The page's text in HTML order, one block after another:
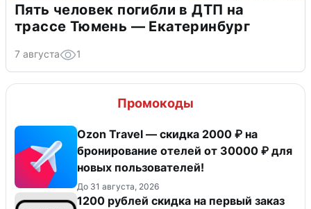
Пять человек погибли в ДТП на
трассе Тюмень — Екатеринбург
7 августа 1
Промокоды
Ozon Travel — скидка 2000 ₽ на
бронирование отелей от 30000 ₽ для
новых пользователей!
До 31 августа, 2026
​1200 рублей скидка на первый заказ